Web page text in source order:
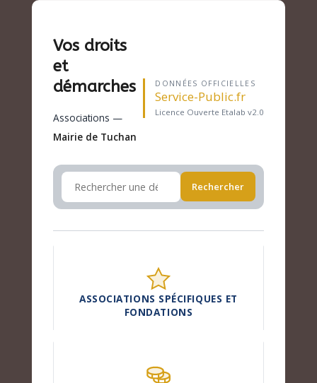
Vos droits
et
démarches
Associations —
Mairie de Tuchan
DONNÉES OFFICIELLES
Service-Public.fr
Licence Ouverte Etalab v2.0
Rechercher
ASSOCIATIONS SPÉCIFIQUES ET
FONDATIONS